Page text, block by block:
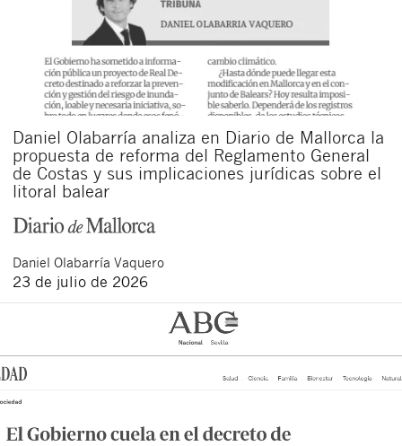
Daniel Olabarría analiza en Diario de Mallorca la
propuesta de reforma del Reglamento General
de Costas y sus implicaciones jurídicas sobre el
litoral balear
Daniel Olabarría Vaquero
23 de julio de 2026